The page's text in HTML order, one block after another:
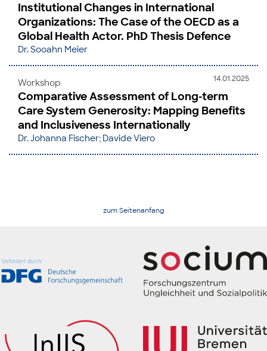
Institutional Changes in International
Organizations: The Case of the OECD as a
Global Health Actor. PhD Thesis Defence
Dr. Sooahn Meier
14.01.2025
Workshop
Comparative Assessment of Long-term
Care System Generosity: Mapping Benefits
and Inclusiveness Internationally
Dr. Johanna Fischer; Davide Viero
zum Seitenanfang